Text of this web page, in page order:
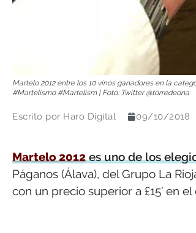
Martelo 2012 entre los 10 vinos ganadores en la
#Martelismo #Martelism | Foto: Twitter @torredeona
Escrito por Haro Digital 09/10/2018
Martelo 2012es uno de los
Páganos (Álava), del Grupo La
con un precio superior a £15’ en